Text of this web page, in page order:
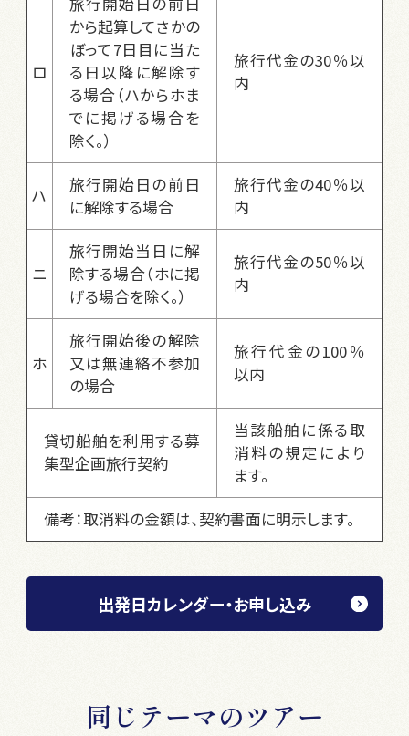
ロ
から起算してさかの
ぼって7日目に当た
る日以降に解除す
る場合（ハからホま
でに掲げる場合を
除く。）
旅行代金の30％以
内
ハ
旅行開始日の前日
に解除する場合
旅行代金の40％以
内
ニ
旅行開始当日に解
除する場合（ホに掲
げる場合を除く。）
旅行代金の50％以
内
ホ
旅行開始後の解除
又は無連絡不参加
の場合
旅行代金の100％
以内
貸切船舶を利用する募
集型企画旅行契約
当該船舶に係る取
消料の規定により
ます。
備考：取消料の金額は、契約書面に明示します。
出発日カレンダー・お申し込み
同じテーマのツアー